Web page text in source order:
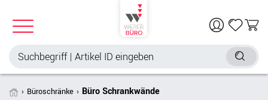
Büroschränke Büro Schrankwände